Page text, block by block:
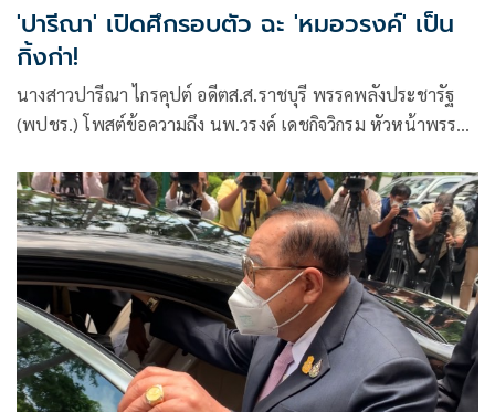
'ปารีณา' เปิดศึกรอบตัว ฉะ 'หมอวรงค์' เป็น
กิ้งก่า!
นางสาวปารีณา ไกรคุปต์ อดีตส.ส.ราชบุรี พรรคพลังประชารัฐ
(พปชร.) โพสต์ข้อความถึง นพ.วรงค์ เดชกิจวิกรม หัวหน้าพรรค